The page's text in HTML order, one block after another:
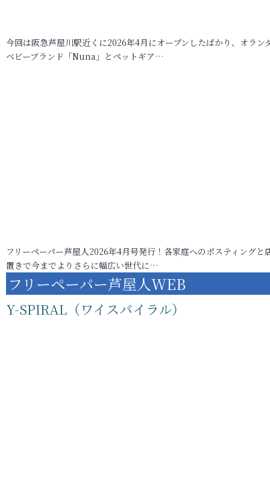
今回は阪急芦屋川駅近くに2026年4月にオープンしたばかり、オラン
ベビーブランド「Nuna」とペットギア…
フリーペーパー芦屋人2026年4月号発行！各家庭へのポスティングと
置きで今までよりさらに幅広い世代に…
フリーペーパー芦屋人WEB
Y-SPIRAL（ワイスパイラル）